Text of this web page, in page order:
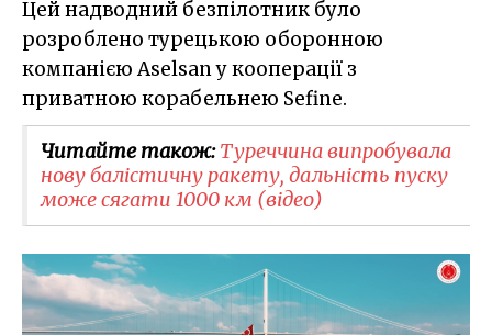
Цей надводний безпілотник було
розроблено турецькою оборонною
компанією Aselsan у кооперації з
приватною корабельнею Sefine.
Читайте також:Туреччина випробувала
нову балістичну ракету, дальність пуску
може сягати 1000 км (відео)